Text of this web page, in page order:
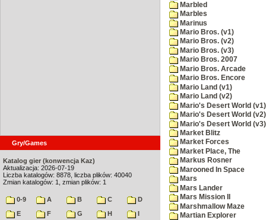
Gry/Games
Katalog gier (konwencja Kaz)
Aktualizacja: 2026-07-19
Liczba katalogów: 8878, liczba plików: 40040
Zmian katalogów: 1, zmian plików: 1
0-9 A B C
D
E
F G H
I
Marbled
Marbles
Marinus
Mario Bros. (v1)
Mario Bros. (v2)
Mario Bros. (v3)
Mario Bros. 2007
Mario Bros. Arcade
Mario Bros. Encore
Mario Land (v1)
Mario Land (v2)
Mario's Desert World (v1)
Mario's Desert World (v2)
Mario's Desert World (v3)
Market Blitz
Market Forces
Market Place, The
Markus Rosner
Marooned In Space
Mars
Mars Lander
Mars Mission II
Marshmallow Maze
Martian Explorer